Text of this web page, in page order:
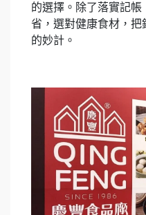
的選擇。除了落實記
省，選對健康食材，
的妙計。